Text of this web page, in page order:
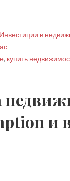
Инвестиции в
, купить
и